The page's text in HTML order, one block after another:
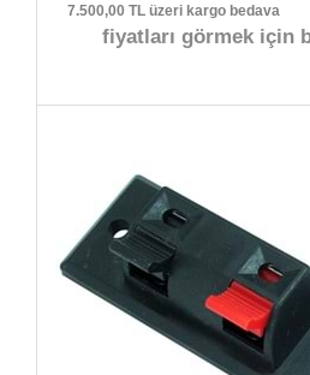
7.500,00 TL üzeri kargo bedava
fiyatları görmek için